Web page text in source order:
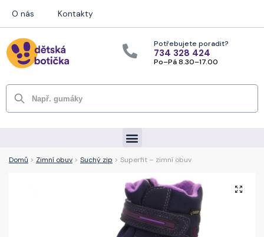
O nás Kontakty
Potřebujete poradit?
734 328 424
Po–Pá 8.30–17.00
Hledat
Domů > Zimní obuv > Suchý zip > Superfit – zimní obuv
🔍